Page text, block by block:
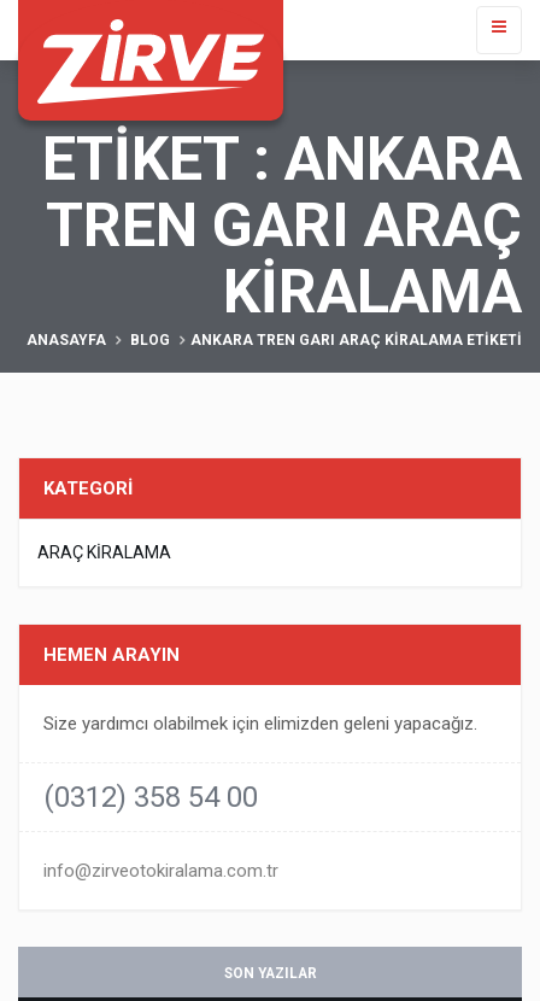
ETIKET : ANKARA
TREN GARI ARAÇ
KIRALAMA
ANASAYFA BLOG ANKARA TREN GARI ARAÇ KIRALAMA ETIKETI
KATEGORİ
ARAÇ KIRALAMA
HEMEN ARAYIN
Size yardımcı olabilmek için elimizden geleni yapacağız.
(0312) 358 54 00
info@zirveotokiralama.com.tr
SON YAZILAR